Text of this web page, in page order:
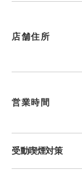
店舗住所
営業時間
受動喫煙対策